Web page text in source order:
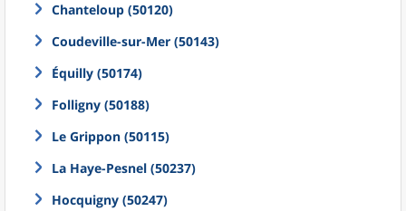
Chanteloup (50120)
Coudeville-sur-Mer (50143)
Équilly (50174)
Folligny (50188)
Le Grippon (50115)
La Haye-Pesnel (50237)
Hocquigny (50247)